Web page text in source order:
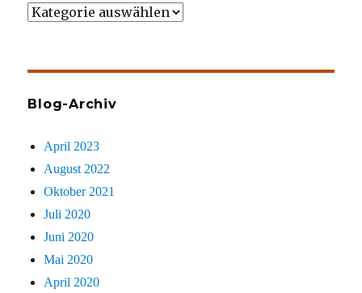
Wer
Blog-Archiv
April 2023
August 2022
Oktober 2021
Juli 2020
Juni 2020
Mai 2020
April 2020